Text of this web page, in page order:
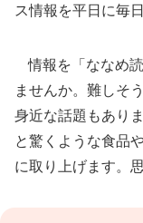
ス情報を平日に毎
情報を「ななめ
ませんか。難しそ
身近な話題もあり
と驚くような食品
に取り上げます。